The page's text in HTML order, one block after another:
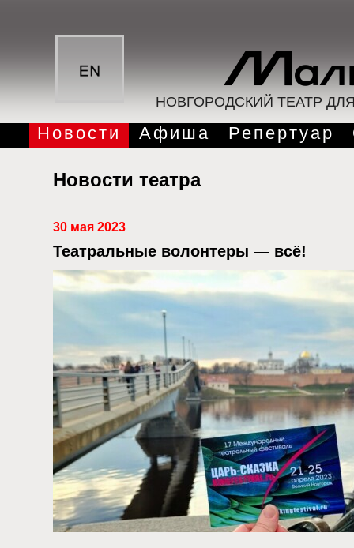
НОВГОРОДСКИЙ ТЕАТР
Новости Афиша Репертуар
Новости театра
30 мая 2023
Театральные волонтеры — всё!